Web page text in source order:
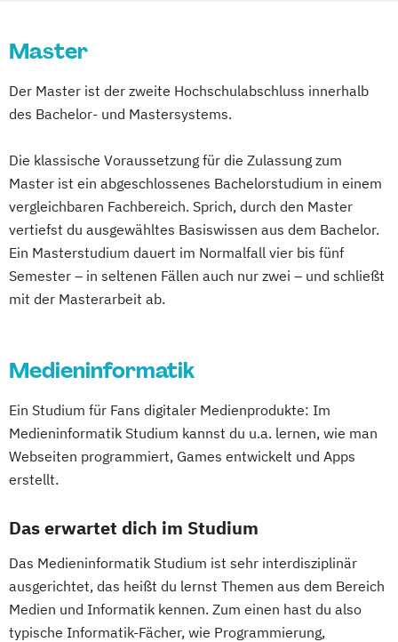
Film- und Fernsehproduktion
Filmmusik (Meisterschüler)
Medienwissenschaft Montage
Regie (Meisterschüler)
Sound
Sound for Picture
Szenografie
Szenografie (Meisterschüler)
Szenografie/Production
Master
Der Master ist der zweite Hochschulabschluss innerhalb
des Bachelor- und Mastersystems.
Die klassische Voraussetzung für die Zulassung zum
Master ist ein abgeschlossenes Bachelorstudium in einem
vergleichbaren Fachbereich. Sprich, durch den Master
vertiefst du ausgewähltes Basiswissen aus dem Bachelor.
Ein Masterstudium dauert im Normalfall vier bis fünf
Semester – in seltenen Fällen auch nur zwei – und schließt
mit der Masterarbeit ab.
Medieninformatik
Ein Studium für Fans digitaler Medienprodukte: Im
Medieninformatik Studium kannst du u.a. lernen, wie man
Webseiten programmiert, Games entwickelt und Apps
erstellt.
Das erwartet dich im Studium
Das Medieninformatik Studium ist sehr interdisziplinär
ausgerichtet, das heißt du lernst Themen aus dem Bereich
Medien und Informatik kennen. Zum einen hast du also
typische Informatik-Fächer, wie Programmierung,